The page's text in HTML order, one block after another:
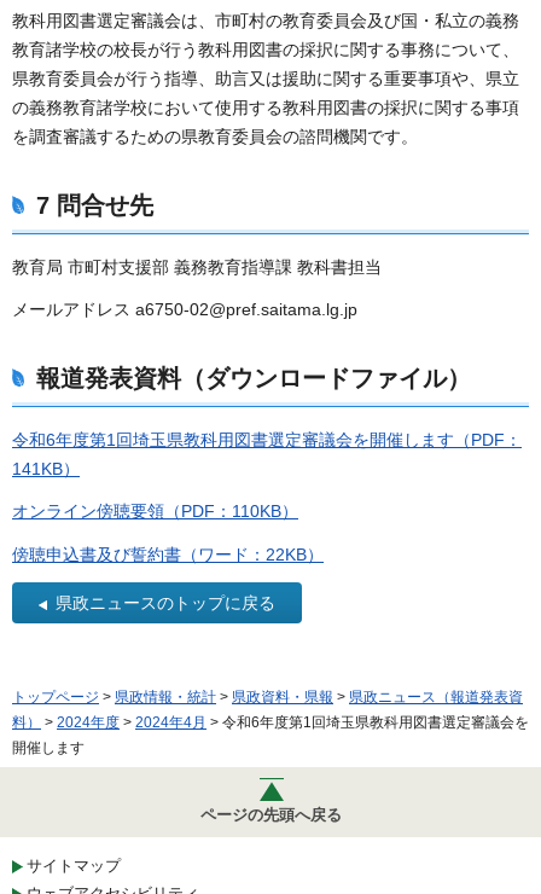
教科用図書選定審議会は、市町村の教育委員会及び国・私立の義務
教育諸学校の校長が行う教科用図書の採択に関する事務について、
県教育委員会が行う指導、助言又は援助に関する重要事項や、県立
の義務教育諸学校において使用する教科用図書の採択に関する事項
を調査審議するための県教育委員会の諮問機関です。
7 問合せ先
教育局 市町村支援部 義務教育指導課 教科書担当
メールアドレス a6750-02@pref.saitama.lg.jp
報道発表資料（ダウンロードファイル）
令和6年度第1回埼玉県教科用図書選定審議会を開催します（PDF：
141KB）
オンライン傍聴要領（PDF：110KB）
傍聴申込書及び誓約書（ワード：22KB）
県政ニュースのトップに戻る
トップページ > 県政情報・統計 > 県政資料・県報 > 県政ニュース（報道発表資
料）
> 2024年度 > 2024年4月 > 令和6年度第1回埼玉県教科用図書選定審議会を
開催します
ページの先頭へ戻る
サイトマップ